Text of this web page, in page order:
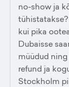
no-show ja
kui pika
Dubaisse
müüdud
refund ja
Stockholm